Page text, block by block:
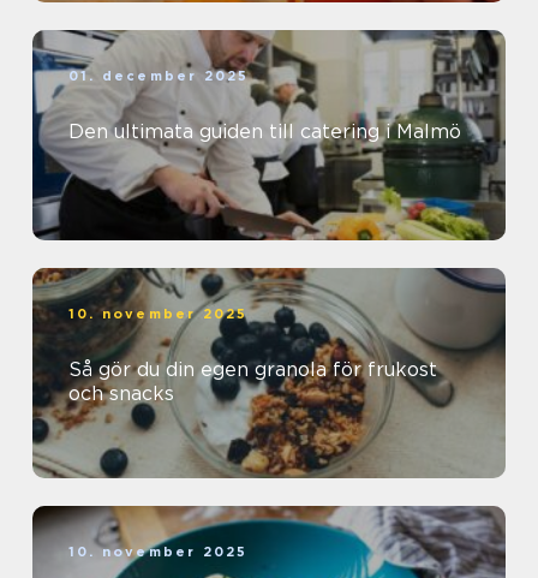
01. december 2025
Den ultimata guiden till catering i Malmö
10. november 2025
Så gör du din egen granola för frukost
och snacks
10. november 2025